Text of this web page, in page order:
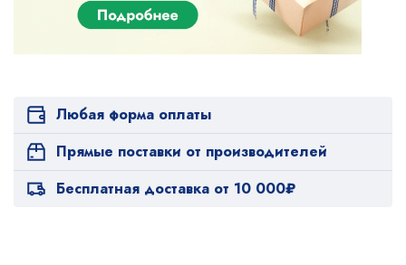
Любая форма оплаты
Прямые поставки от производителей
Бесплатная доставка от 10 000₽